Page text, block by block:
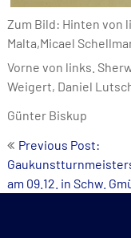
Zum Bild: Hinten von
Malta,Micael
Vorne von links.
Weigert, Daniel
Günter Biskup
Post
navigation
Previous Post:
am 09.12. in Schw.